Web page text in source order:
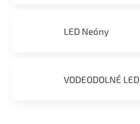
LED Neóny
VODEODOLNÉ LED